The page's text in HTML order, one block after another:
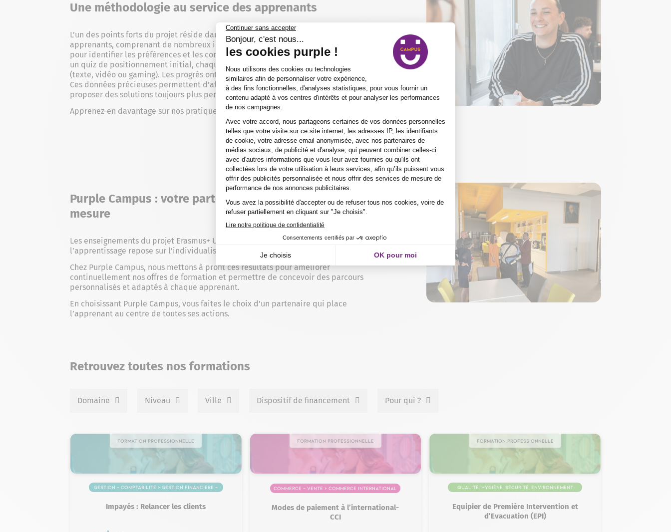
Une méthodologie au service des apprenants
L’un des points forts du projet réside dans sa méthodologie. Un échantillon de 1754
apprenants, comprenant de nombreux inscrits dans les CFA Purple Campus, a été étudié
pour identifier les préférences et les comportements en matière d’apprentissage. Après
un quiz de positionnement initial, chaque participant a suivi une formation adaptée
(texte, vidéo ou gaming). Les progrès ont ensuite été mesurés à l’aide d’un second quiz.
Ces données précieuses permettent d’affiner nos approches pédagogiques et de
proposer des solutions toujours plus performantes et adaptées.
Apprenez-en davantage sur nos pratiques pédagogiquesici
Purple Campus : votre partenaire pour une formation sur
mesure
Les enseignements du projet Erasmus+ Uptool confirment que l’avenir de
l’apprentissage repose sur l’individualisation des parcours et une pédagogie hybride.
Chez Purple Campus, nous mettons à profit ces résultats pour améliorer
continuellement nos offres de formation et permettre de concevoir des parcours
personnalisés et adaptés à chaque apprenant.
En choisissant Purple Campus, vous faites le choix d’un partenaire qui place
l’apprenant au centre de toutes ses actions.
Retrouvez toutes nos formations
Domaine Niveau Ville Dispositif de financement Pour qui ?
Formation professionnelle
Gestion – Comptabilité > Gestion financière –
Impayés : Relancer les clients
Formation professionnelle
Commerce – Vente > Commerce international
Modes de paiement à l’international-
CCI
Formation professionnelle
Qualité, Hygiène, Sécurité, Environnement
Equipier de Première Intervention et
d’Evacuation (EPI)